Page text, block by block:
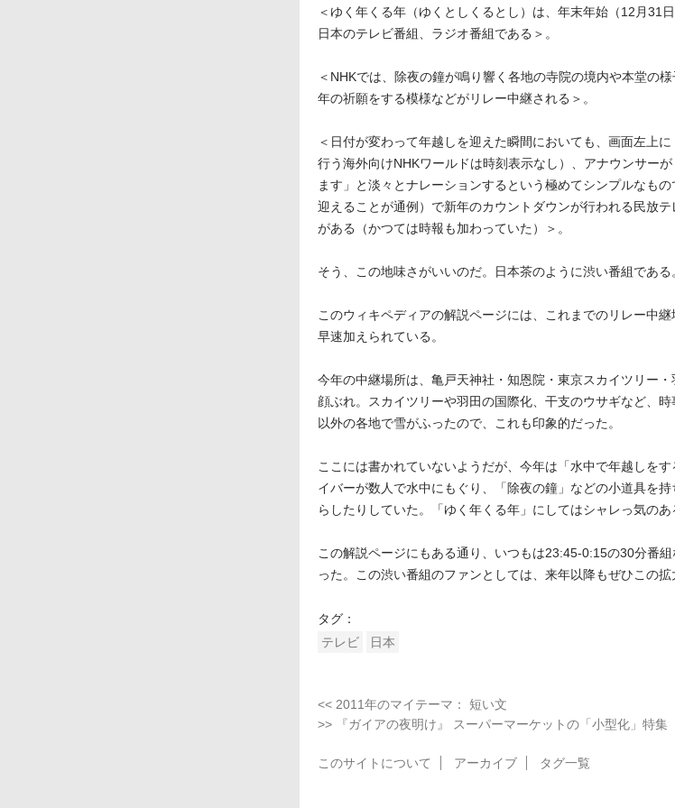
＜ゆく年くる年（ゆくとしくるとし）は、年末年始（12月31
日本のテレビ番組、ラジオ番組である＞。
＜NHKでは、除夜の鐘が鳴り響く各地の寺院の境内や本堂の
年の祈願をする模様などがリレー中継される＞。
＜日付が変わって年越しを迎えた瞬間においても、画面左上
行う海外向けNHKワールドは時刻表示なし）、アナウンサー
ます」と淡々とナレーションするという極めてシンプルなも
迎えることが通例）で新年のカウントダウンが行われる民放
がある（かつては時報も加わっていた）＞。
そう、この地味さがいいのだ。日本茶のように渋い番組である
このウィキペディアの解説ページには、これまでのリレー中
早速加えられている。
今年の中継場所は、亀戸天神社・知恩院・東京スカイツリー
顔ぶれ。スカイツリーや羽田の国際化、干支のウサギなど、
以外の各地で雪がふったので、これも印象的だった。
ここには書かれていないようだが、今年は「水中で年越しを
イバーが数人で水中にもぐり、「除夜の鐘」などの小道具を
らしたりしていた。「ゆく年くる年」にしてはシャレっ気のあ
この解説ページにもある通り、いつもは23:45-0:15の30分番
った。この渋い番組のファンとしては、来年以降もぜひこの拡
タグ：
テレビ
日本
<< 2011年のマイテーマ： 短い文
>> 『ガイアの夜明け』 スーパーマーケットの「小型化」特集
このサイトについて アーカイブ タグ一覧